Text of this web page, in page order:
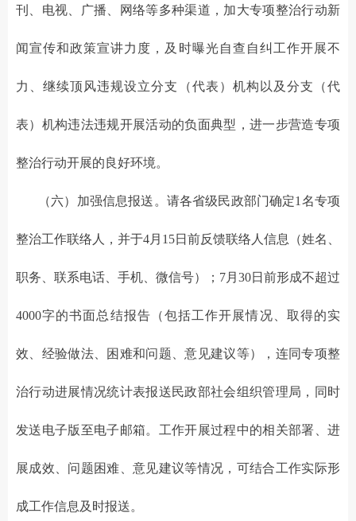
刊、电视、广播、网络等多种渠道，加大专项整治行动新
闻宣传和政策宣讲力度，及时曝光自查自纠工作开展不
力、继续顶风违规设立分支（代表）机构以及分支（代
表）机构违法违规开展活动的负面典型，进一步营造专项
整治行动开展的良好环境。
（六）加强信息报送。请各省级民政部门确定1名专项
整治工作联络人，并于4月15日前反馈联络人信息（姓名、
职务、联系电话、手机、微信号）；7月30日前形成不超过
4000字的书面总结报告（包括工作开展情况、取得的实
效、经验做法、困难和问题、意见建议等），连同专项整
治行动进展情况统计表报送民政部社会组织管理局，同时
发送电子版至电子邮箱。工作开展过程中的相关部署、进
展成效、问题困难、意见建议等情况，可结合工作实际形
成工作信息及时报送。